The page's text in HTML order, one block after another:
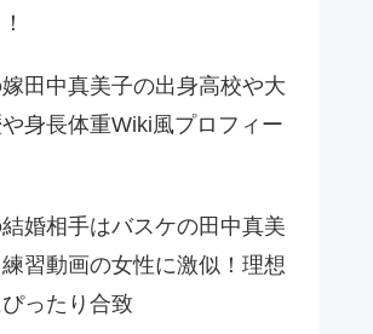
田中真美子の出身高校や大
身長体重Wiki風プロフィー
婚相手はバスケの田中真美
習動画の女性に激似！理想
ったり合致